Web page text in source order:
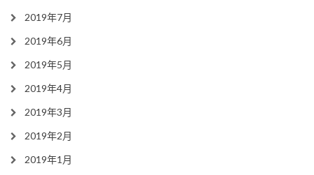
2019年7月
2019年6月
2019年5月
2019年4月
2019年3月
2019年2月
2019年1月